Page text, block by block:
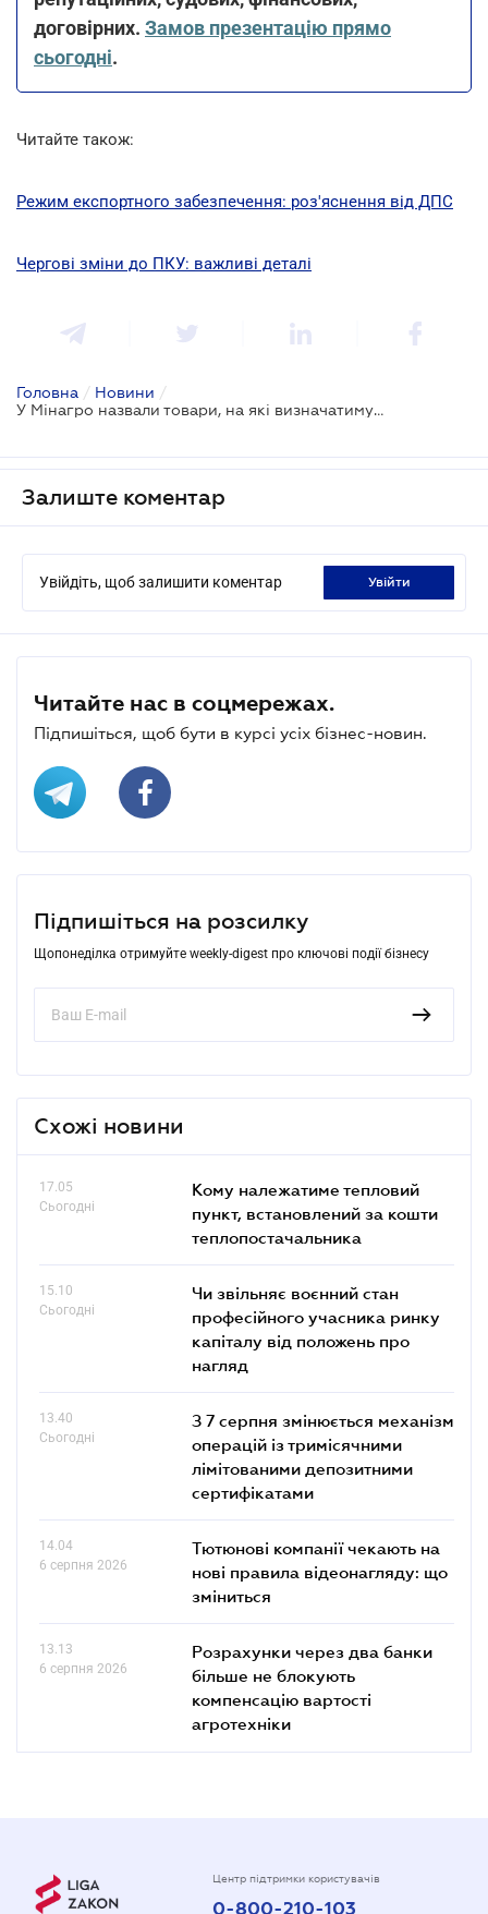
договірних. Замов презентацію прямо
сьогодні.
Читайте також:
Режим експортного забезпечення: роз'яснення від ДПС
Чергові зміни до ПКУ: важливі деталі
Головна / Новини /
У Мінагро назвали товари, на які визначатимуть мінімально допустимі експортні ціни
Залиште коментар
Увійдіть, щоб залишити коментар увійти
Читайте нас в соцмережах.
Підпишіться, щоб бути в курсі усіх бізнес-новин.
Підпишіться на розсилку
Щопонеділка отримуйте weekly-digest про ключові події бізнесу
Схожі новини
17.05
Сьогодні
Кому належатиме тепловий
пункт, встановлений за кошти
теплопостачальника
15.10
Сьогодні
Чи звільняє воєнний стан
професійного учасника ринку
капіталу від положень про
нагляд
13.40
Сьогодні
З 7 серпня змінюється механізм
операцій із тримісячними
лімітованими депозитними
сертифікатами
14.04
6 серпня 2026
Тютюнові компанії чекають на
нові правила відеонагляду: що
зміниться
13.13
6 серпня 2026
Розрахунки через два банки
більше не блокують
компенсацію вартості
агротехніки
Центр підтримки користувачів
0-800-210-103